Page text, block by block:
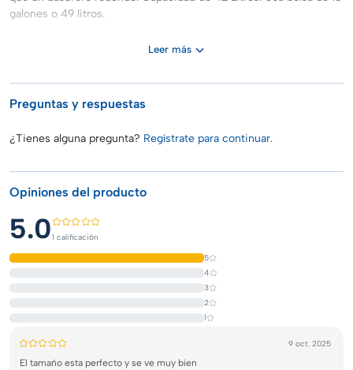
galones o 49 litros.
Leer más
Preguntas y respuestas
¿Tienes alguna pregunta? Regístrate para continuar.
Opiniones del producto
5.01 calificación
5
4
3
2
1
9 oct. 2025
El tamaño esta perfecto y se ve muy bien